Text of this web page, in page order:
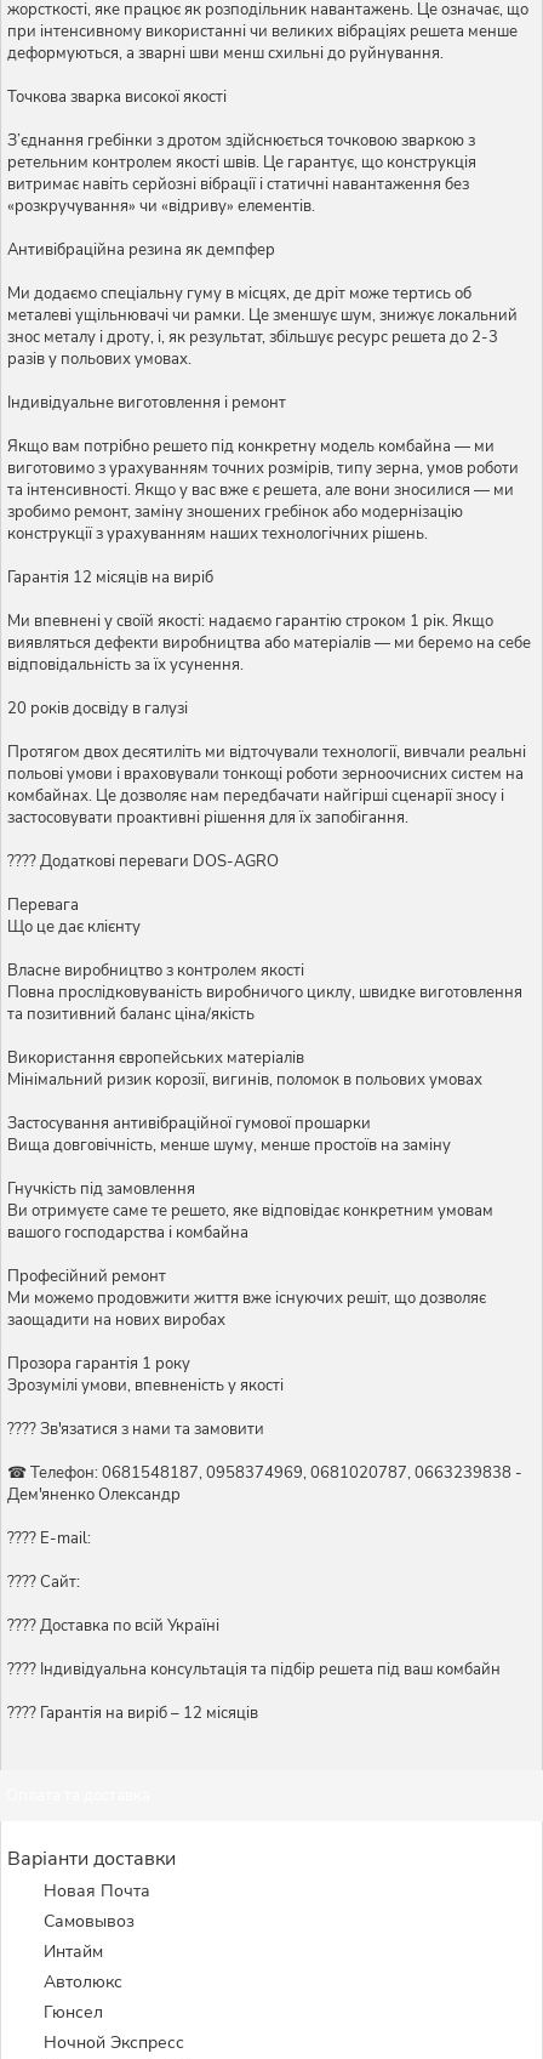
жорсткості, яке працює як розподільник навантажень. Це означає, що
при інтенсивному використанні чи великих вібраціях решета менше
деформуються, а зварні шви менш схильні до руйнування.
Точкова зварка високої якості
З’єднання гребінки з дротом здійснюється точковою зваркою з
ретельним контролем якості швів. Це гарантує, що конструкція
витримає навіть серйозні вібрації і статичні навантаження без
«розкручування» чи «відриву» елементів.
Антивібраційна резина як демпфер
Ми додаємо спеціальну гуму в місцях, де дріт може тертись об
металеві ущільнювачі чи рамки. Це зменшує шум, знижує локальний
знос металу і дроту, і, як результат, збільшує ресурс решета до 2-3
разів у польових умовах.
Індивідуальне виготовлення і ремонт
Якщо вам потрібно решето під конкретну модель комбайна — ми
виготовимо з урахуванням точних розмірів, типу зерна, умов роботи
та інтенсивності. Якщо у вас вже є решета, але вони зносилися — ми
зробимо ремонт, заміну зношених гребінок або модернізацію
конструкції з урахуванням наших технологічних рішень.
Гарантія 12 місяців на виріб
Ми впевнені у своїй якості: надаємо гарантію строком 1 рік. Якщо
виявляться дефекти виробництва або матеріалів — ми беремо на себе
відповідальність за їх усунення.
20 років досвіду в галузі
Протягом двох десятиліть ми відточували технології, вивчали реальні
польові умови і враховували тонкощі роботи зерноочисних систем на
комбайнах. Це дозволяє нам передбачати найгірші сценарії зносу і
застосовувати проактивні рішення для їх запобігання.
???? Додаткові переваги DOS-AGRO
Перевага
Що це дає клієнту
Власне виробництво з контролем якості
Повна прослідковуваність виробничого циклу, швидке виготовлення
та позитивний баланс ціна/якість
Використання європейських матеріалів
Мінімальний ризик корозії, вигинів, поломок в польових умовах
Застосування антивібраційної гумової прошарки
Вища довговічність, менше шуму, менше простоїв на заміну
Гнучкість під замовлення
Ви отримуєте саме те решето, яке відповідає конкретним умовам
вашого господарства і комбайна
Професійний ремонт
Ми можемо продовжити життя вже існуючих решіт, що дозволяє
заощадити на нових виробах
Прозора гарантія 1 року
Зрозумілі умови, впевненість у якості
???? Зв'язатися з нами та замовити
☎ Телефон: 0681548187, 0958374969, 0681020787, 0663239838 -
Дем'яненко Олександр
???? E-mail:
???? Сайт:
???? Доставка по всій Україні
????️ Індивідуальна консультація та підбір решета під ваш комбайн
???? Гарантія на виріб – 12 місяців
Варіанти доставки
Новая Почта
Самовывоз
Интайм
Автолюкс
Гюнсел
Ночной Экспресс